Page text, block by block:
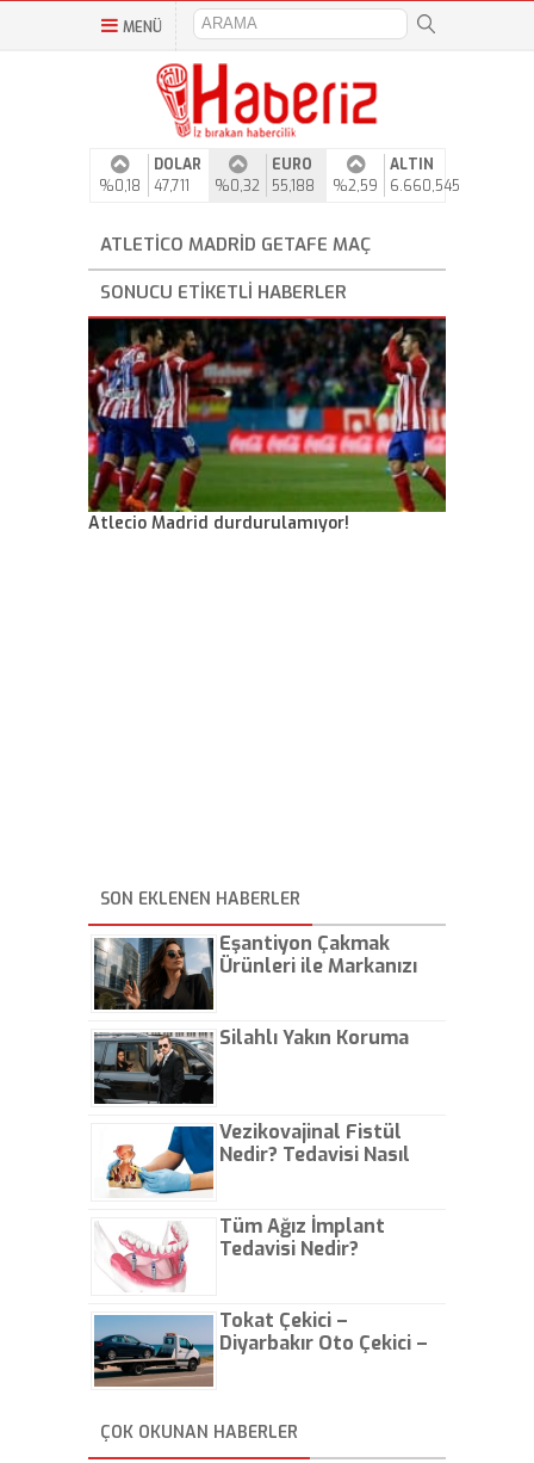
MENÜ
%0,18
DOLAR
47,711
%0,32
EURO
55,188
%2,59
ALTIN
6.660,545
ATLETICO MADRID GETAFE MAÇ
SONUCU ETIKETLI HABERLER
Atlecio Madrid durdurulamıyor!
SON EKLENEN HABERLER
Eşantiyon Çakmak
Ürünleri ile Markanızı
Silahlı Yakın Koruma
Vezikovajinal Fistül
Nedir? Tedavisi Nasıl
Tüm Ağız İmplant
Tedavisi Nedir?
Tokat Çekici –
Diyarbakır Oto Çekici –
ÇOK OKUNAN HABERLER